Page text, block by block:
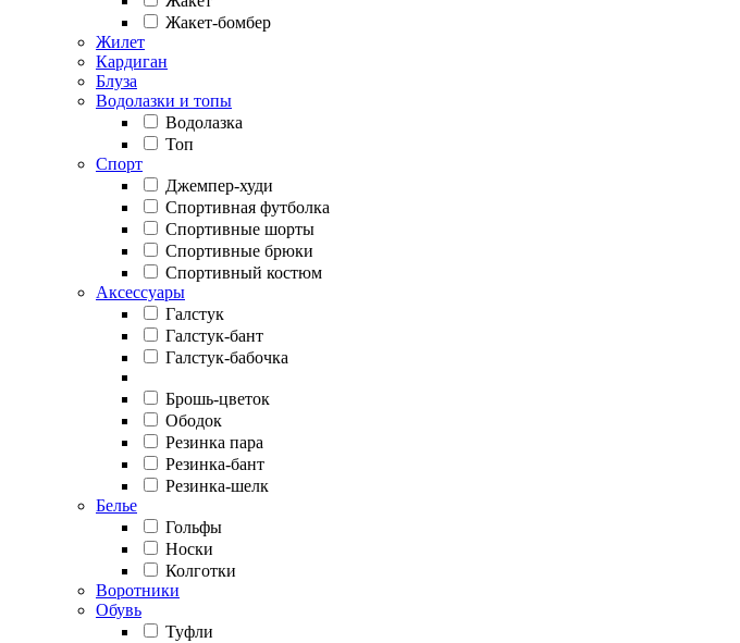
Жакет-бомбер
Жилет
Кардиган
Блуза
Водолазки и топы
Водолазка
Топ
Спорт
Джемпер-худи
Спортивная футболка
Спортивные шорты
Спортивные брюки
Спортивный костюм
Аксессуары
Галстук
Галстук-бант
Галстук-бабочка
Брошь-цветок
Ободок
Резинка пара
Резинка-бант
Резинка-шелк
Белье
Гольфы
Носки
Колготки
Воротники
Обувь
Туфли